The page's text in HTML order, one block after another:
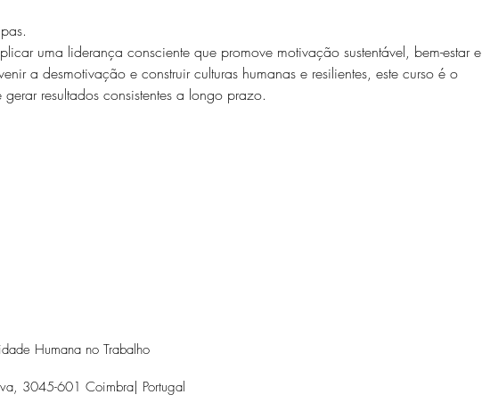
uma liderança consciente que promove motivação sustentável, bem-estar e
a desmotivação e construir culturas humanas e resilientes, este curso é o
resultados consistentes a longo prazo.
Humana no Trabalho
3045-601 Coimbra| Portugal